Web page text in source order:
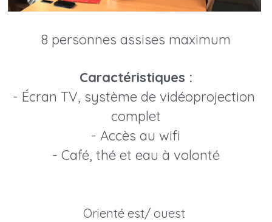
8 personnes assises maximum
Caractéristiques :
- Écran TV, système de vidéoprojection
complet
- Accès au wifi
- Café, thé et eau à volonté
Orienté est/ ouest